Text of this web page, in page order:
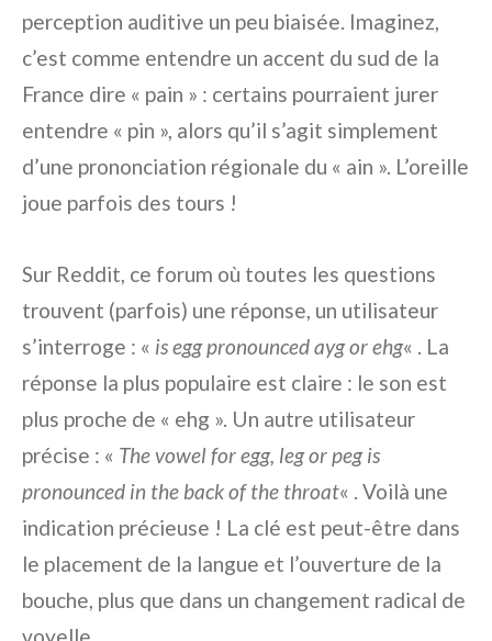
perception auditive un peu biaisée. Imaginez,
c’est comme entendre un accent du sud de la
France dire « pain » : certains pourraient jurer
entendre « pin », alors qu’il s’agit simplement
d’une prononciation régionale du « ain ». L’oreille
joue parfois des tours !
Sur Reddit, ce forum où toutes les questions
trouvent (parfois) une réponse, un utilisateur
s’interroge : « is egg pronounced ayg or ehg« . La
réponse la plus populaire est claire : le son est
plus proche de « ehg ». Un autre utilisateur
précise : « The vowel for egg, leg or peg is
pronounced in the back of the throat« . Voilà une
indication précieuse ! La clé est peut-être dans
le placement de la langue et l’ouverture de la
bouche, plus que dans un changement radical de